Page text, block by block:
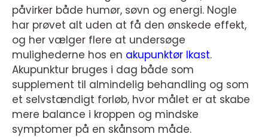
påvirker både humør, søvn og energi. Nogle
har prøvet alt uden at få den ønskede effekt,
og her vælger flere at undersøge
mulighederne hos en akupunktør Ikast.
Akupunktur bruges i dag både som
supplement til almindelig behandling og som
et selvstændigt forløb, hvor målet er at skabe
mere balance i kroppen og mindske
symptomer på en skånsom måde.